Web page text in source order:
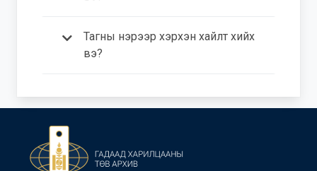
Тагны нэрээр хэрхэн хайлт хийх
вэ?